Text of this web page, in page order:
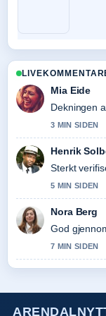
Mia Eide
Dekningen
3 MIN SIDEN
Henrik
Sterkt
5 MIN SIDEN
Nora Berg
God
7 MIN SIDEN